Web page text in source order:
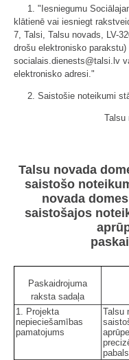
1. "Iesniegumu
klātienē vai iesniegt
7, Talsi, Talsu novads, LV-
drošu elektronisko
socialais.dienests@talsi.lv
elektronisko adresi."
2. Saistošie noteikumi
Talsu
Talsu novada
saistošo
novada
saistošajos
Paskaidrojuma
raksta sadaļa
1. Projekta
nepieciešamības
pamatojums
Talsu